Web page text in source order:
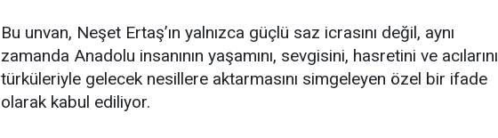
Bu unvan, Neşet Ertaş’ın yalnızca güçlü saz icrasını değil, aynı
zamanda Anadolu insanının yaşamını, sevgisini, hasretini ve acılarını
türküleriyle gelecek nesillere aktarmasını simgeleyen özel bir ifade
olarak kabul ediliyor.